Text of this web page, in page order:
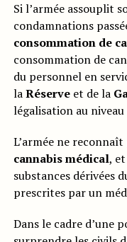
Si l’armée assouplit
condamnations
consommation de
consommation de
du personnel en
laRéserveet de la
légalisation au niveau
L’armée ne
cannabis médical,
substances dérivées
prescrites par un
Dans le cadre d’une